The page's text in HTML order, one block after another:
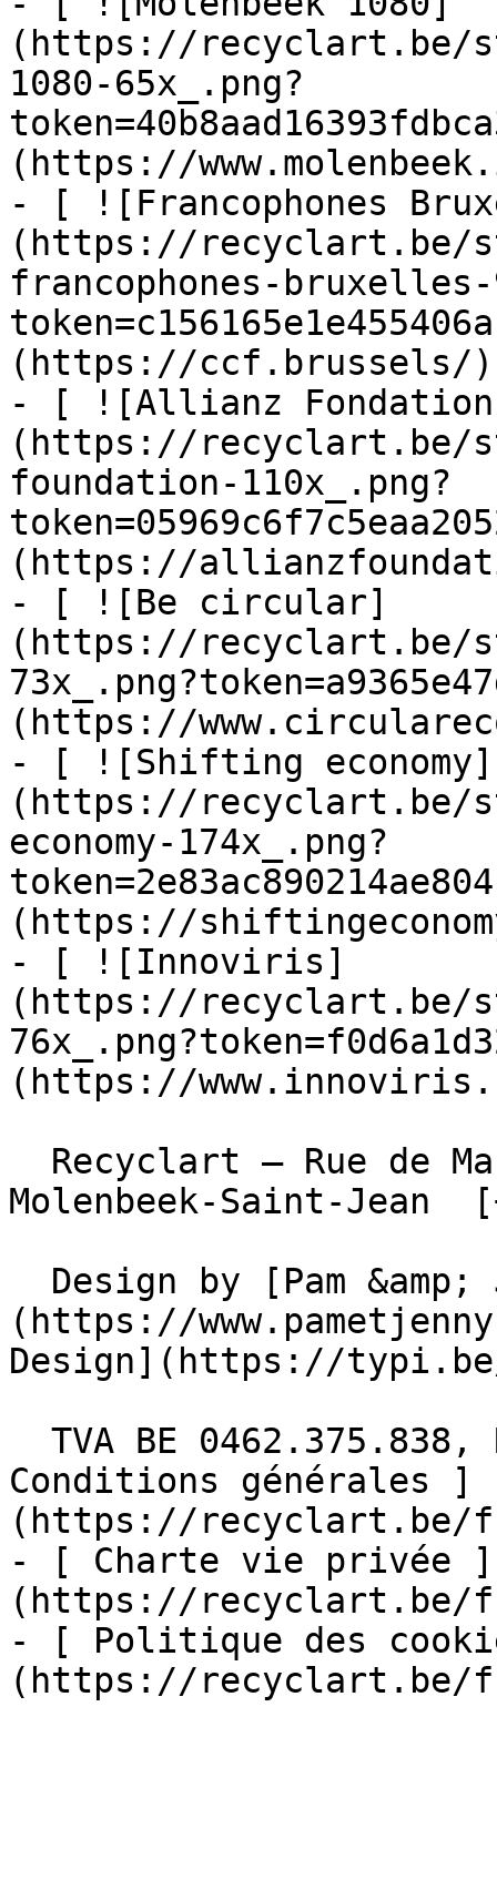
(https://recyclart.be/
1080-65x_.png?
(https://
- [ ![Francophones
(https://recyclart.be/
francophones-bruxelles-
(https://ccf.brussels/)
- [ ![Allianz
(https://recyclart.be/
foundation-110x_.png?
(https://
- [ ![Be circular]
(https://recyclart.be/
(https://
- [ ![Shifting economy]
(https://recyclart.be/
economy-174x_.png?
(https://
- [ ![Innoviris]
(https://recyclart.be/
(https://
Molenbeek-Saint-
(https://
Design](https://
Conditions générales ]
(https://recyclart.be/
- [ Charte vie privée ]
(https://recyclart.be/
- [ Politique des